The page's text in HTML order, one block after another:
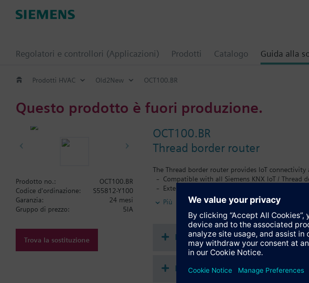
Regolatori e controllori (Applicazioni) Prodotti Catalogo Guida alla
Prodotti HVAC Old2New OCT100.BR
Questo prodotto è fuori produzione.
OCT100.BR
Thread border router
The Thread border router provides IoT
Compatible with all Siemens KNX IoT / Thread
Extends the wireless range by bridging from
Reliable network operation with mesh network
Mains powered by external power supply
Clear status indication with integrated LEDs
Dimensions: 92 x 26 x 77 mm
Più
Prodotto no.:
OCT100.BR
Codice d'ordinazione:
S55812-Y100
Garanzia:
24 mesi
Gruppo di prezzo:
5IA
Trova la sostituzione Documenti
Riepilogo Tecnico